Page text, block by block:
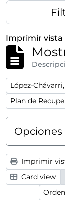
Imprimir vista
Remove filter:
López-Chávarri,
Remove filter:
Opciones
Imprimir
Card view